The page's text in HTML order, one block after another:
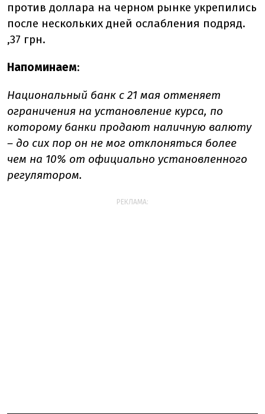
против доллара на черном рынке укрепились
после нескольких дней ослабления подряд.
,37 грн.
Напоминаем:
Национальный банк с 21 мая отменяет
ограничения на установление курса, по
которому банки продают наличную валюту
– до сих пор он не мог отклоняться более
чем на 10% от официально установленного
регулятором.
РЕКЛАМА: